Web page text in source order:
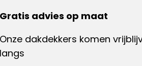
Gratis advies op maat
Onze dakdekkers komen
langs